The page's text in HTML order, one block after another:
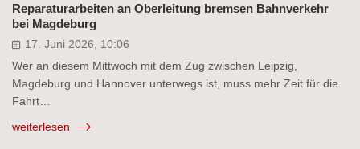
Reparaturarbeiten an Oberleitung bremsen Bahnverkehr
bei Magdeburg
17. Juni 2026, 10:06
Wer an diesem Mittwoch mit dem Zug zwischen Leipzig,
Magdeburg und Hannover unterwegs ist, muss mehr Zeit für die
Fahrt…
weiterlesen